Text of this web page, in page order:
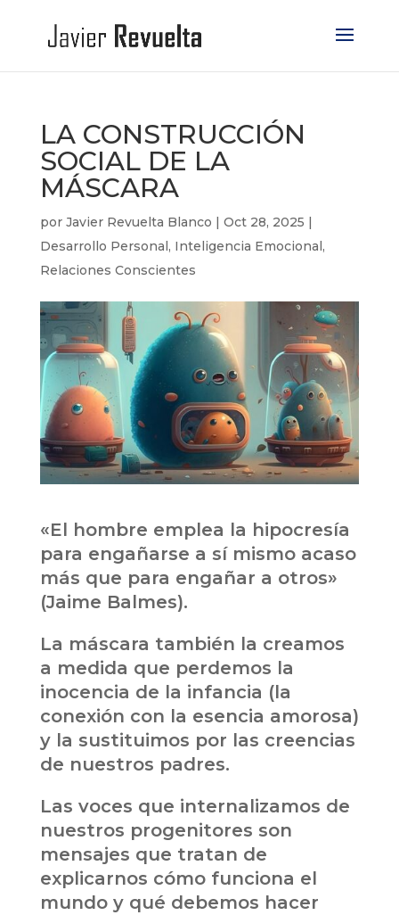
LA CONSTRUCCIÓN
SOCIAL DE LA
MÁSCARA
por Javier Revuelta Blanco | Oct 28, 2025 |
Desarrollo Personal, Inteligencia Emocional,
Relaciones Conscientes
«El hombre emplea la hipocresía
para engañarse a sí mismo acaso
más que para engañar a otros»
(Jaime Balmes).
La máscara también la creamos
a medida que perdemos la
inocencia de la infancia (la
conexión con la esencia amorosa)
y la sustituimos por las creencias
de nuestros padres.
Las voces que internalizamos de
nuestros progenitores son
mensajes que tratan de
explicarnos cómo funciona el
mundo y qué debemos hacer